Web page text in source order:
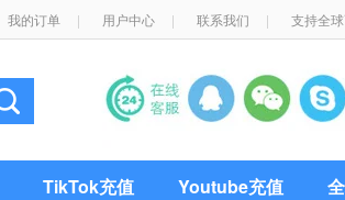
我的订单 | 用户中心 | 联系我们 | 支持全球
TikTok充值 Youtube充值